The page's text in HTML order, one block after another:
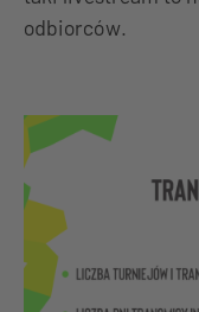
odbiorców.